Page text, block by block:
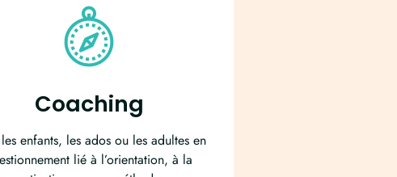
Coaching
enfants, les ados ou les adultes en
lié à l’orientation, à la